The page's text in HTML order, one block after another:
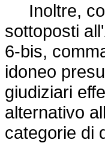
Inoltre,
sottoposti
6-bis,
idoneo
giudiziari
alternativo
categorie di